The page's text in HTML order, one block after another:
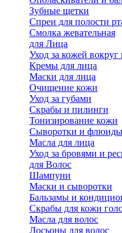
Зубные щетки
Спреи для полости
Смолка жевательная
для Лица
Уход за кожей вокруг
Кремы для лица
Маски для лица
Очищение кожи
Уход за губами
Скрабы и пилинги
Тонизирование кожи
Сыворотки и флюиды
Масла для лица
Уход за бровями и
для Волос
Шампуни
Маски и сыворотки
Бальзамы и
Скрабы для кожи
Масла для волос
Лосьоны для волос